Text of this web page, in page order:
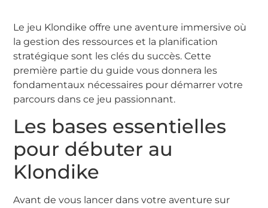
Le jeu Klondike offre une aventure immersive où
la gestion des ressources et la planification
stratégique sont les clés du succès. Cette
première partie du guide vous donnera les
fondamentaux nécessaires pour démarrer votre
parcours dans ce jeu passionnant.
Les bases essentielles
pour débuter au
Klondike
Avant de vous lancer dans votre aventure sur